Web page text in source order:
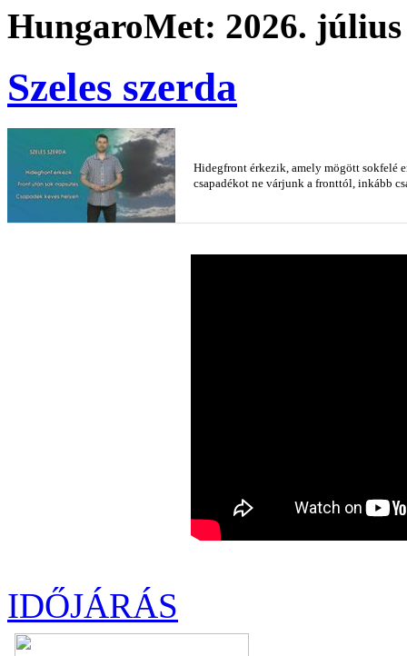
HungaroMet: 2026. július
Szeles szerda
Hidegfront érkezik, amely mögött sokfelé
csapadékot ne várjunk a fronttól, inkább
IDŐJÁRÁS